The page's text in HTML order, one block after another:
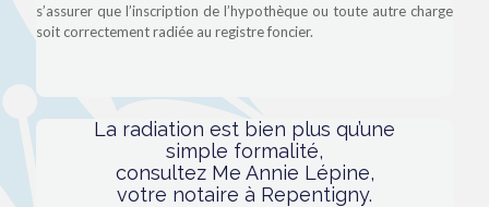
s’assurer que l’inscription de l’hypothèque ou toute autre charge
soit correctement radiée au registre foncier.
La radiation est bien plus qu’une
simple formalité,
consultez Me Annie Lépine,
votre notaire à Repentigny.